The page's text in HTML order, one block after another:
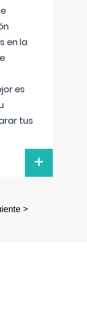
en la
es
tus
+
>